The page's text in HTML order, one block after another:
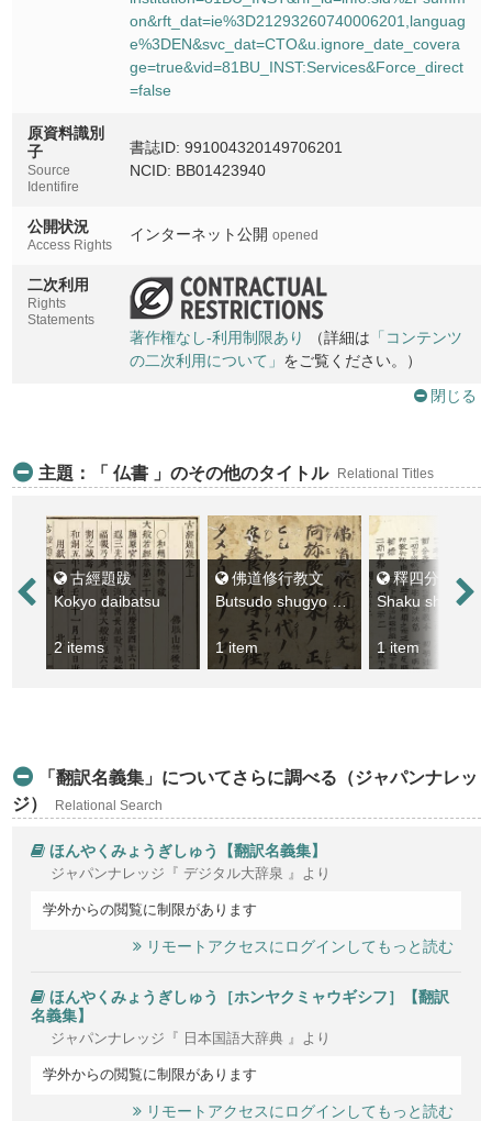
on&rft_dat=ie%3D21293260740006201,languag
e%3DEN&svc_dat=CTO&u.ignore_date_covera
ge=true&vid=81BU_INST:Services&Force_direct
=false
原資料識別
子
Source
Identifire
書誌ID: 991004320149706201
NCID: BB01423940
公開状況
Access Rights
インターネット公開 opened
二次利用
Rights
Statements
著作権なし-利用制限あり （詳細は 「コンテンツ
の二次利用について」 をご覧ください。）
閉じる
主題：「 仏書 」のその他のタイトル Relational Titles
古經題跋
Kokyo daibatsu
2 items
佛道修行教文
Butsudo shugyo no kyomon
1 item
釋四分律含注戒本疏科
1 item
「翻訳名義集」についてさらに調べる（ジャパンナレッ
ジ）
Relational Search
ほんやくみょうぎしゅう【翻訳名義集】
ジャパンナレッジ『 デジタル大辞泉 』より
学外からの閲覧に制限があります
リモートアクセスにログインしてもっと読む
ほんやくみょうぎしゅう［ホンヤクミャウギシフ］【翻訳
名義集】
ジャパンナレッジ『 日本国語大辞典 』より
学外からの閲覧に制限があります
リモートアクセスにログインしてもっと読む